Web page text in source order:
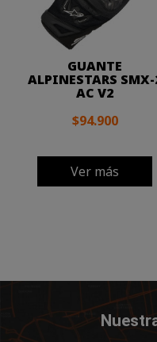
GUANTE
ALPINESTARS
AC V2
$94.900
Ver más